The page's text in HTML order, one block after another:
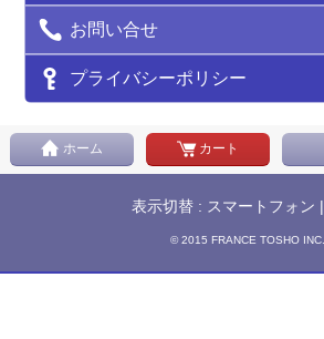
お問い合せ
プライバシーポリシー
ホーム カート
表示切替 : スマートフォン |
© 2015 FRANCE TOSHO INC.